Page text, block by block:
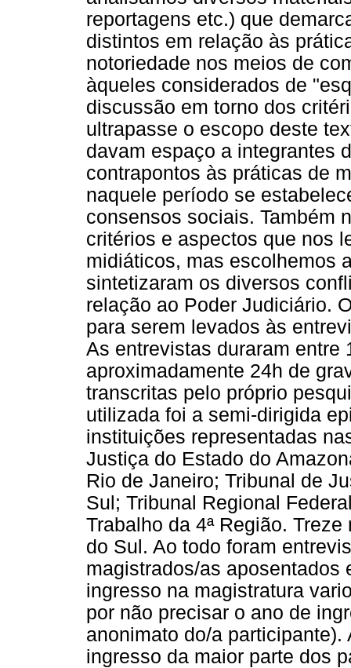
reportagens etc.) que
distintos em relação às
notoriedade nos meios de
àqueles considerados de
discussão em torno dos
ultrapasse o escopo deste
davam espaço a integrantes
contrapontos às práticas de
naquele período se
consensos sociais. Também
critérios e aspectos que nos
midiáticos, mas escolhemos
sintetizaram os diversos
relação ao Poder Judiciário.
para serem levados às
As entrevistas duraram entre
aproximadamente 24h de
transcritas pelo próprio
utilizada foi a semi-dirigida
instituições representadas
Justiça do Estado do
Rio de Janeiro; Tribunal de
Sul; Tribunal Regional
Trabalho da 4ª Região.
do Sul. Ao todo foram
magistrados/as aposentados
ingresso na magistratura
por não precisar o ano de
anonimato do/a
ingresso da maior parte dos